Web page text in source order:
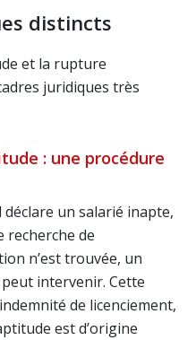
distincts
et la rupture
juridiques très
: une procédure
un salarié inapte,
recherche de
n’est trouvée, un
intervenir. Cette
de licenciement,
est d’origine